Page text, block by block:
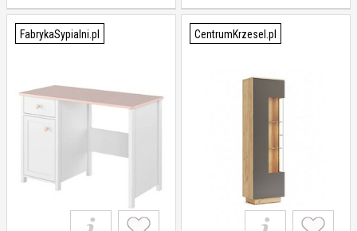
FabrykaSypialni.pl CentrumKrzesel.pl